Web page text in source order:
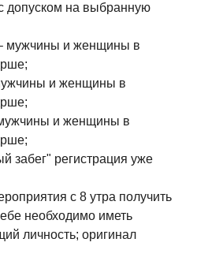
допуском на выбранную
мужчины и женщины в
и женщины в
и женщины в
забег" регистрация уже
с 8 утра получить
необходимо иметь
личность; оригинал